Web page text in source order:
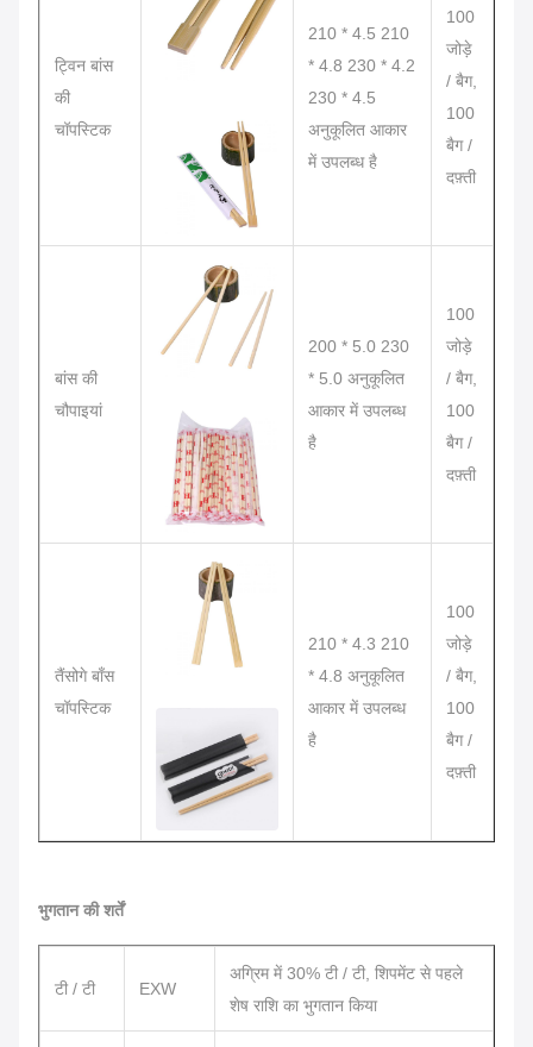
ट्विन बांस
की
चॉपस्टिक
210 * 4.5 210
* 4.8 230 * 4.2
230 * 4.5
अनुकूलित आकार
में उपलब्ध है
100
जोड़े
/ बैग,
100
बैग /
दफ़्ती
बांस की
चौपाइयां
200 * 5.0 230
* 5.0 अनुकूलित
आकार में उपलब्ध
है
100
जोड़े
/ बैग,
100
बैग /
दफ़्ती
तैंसोगे बाँस
चॉपस्टिक
210 * 4.3 210
* 4.8 अनुकूलित
आकार में उपलब्ध
है
100
जोड़े
/ बैग,
100
बैग /
दफ़्ती
भुगतान की शर्तें
टी / टी EXW
अग्रिम में 30% टी / टी, शिपमेंट से पहले
शेष राशि का भुगतान किया